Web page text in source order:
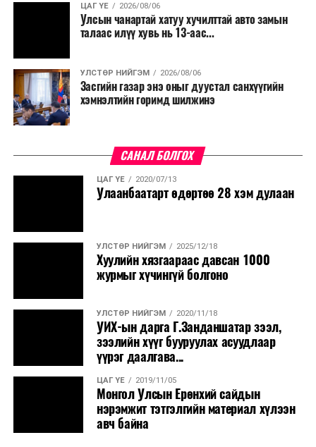
ЦАГ ҮЕ 2026/08/06
Улсын чанартай хатуу хучилттай авто замын
талаас илүү хувь нь 13-аас...
УЛСТӨР НИЙГЭМ 2026/08/06
Засгийн газар энэ оныг дуустал санхүүгийн
хэмнэлтийн горимд шилжинэ
САНАЛ БОЛГОХ
ЦАГ ҮЕ 2020/07/13
Улаанбаатарт өдөртөө 28 хэм дулаан
УЛСТӨР НИЙГЭМ 2025/12/18
Хуулийн хязгаараас давсан 1000
журмыг хүчингүй болгоно
УЛСТӨР НИЙГЭМ 2020/11/18
УИХ-ын дарга Г.Занданшатар зээл,
зээлийн хүүг бууруулах асуудлаар
үүрэг даалгава...
ЦАГ ҮЕ 2019/11/05
Монгол Улсын Ерөнхий сайдын
нэрэмжит тэтгэлгийн материал хүлээн
авч байна